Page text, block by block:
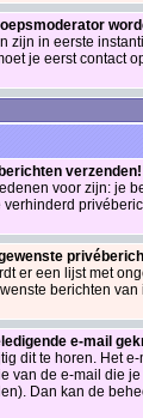
zijn in eerste
je eerst contact
verzenden!
voor zijn: je
verhinderd
er een lijst met
berichten
e-mail
dit te horen. Het
van de e-mail die
Dan kan de